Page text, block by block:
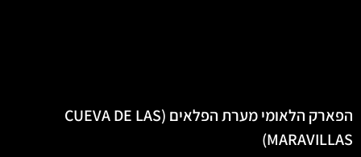
הפארק הלאומי מערת הפלאים (CUEVA DE LAS
MARAVILLAS)